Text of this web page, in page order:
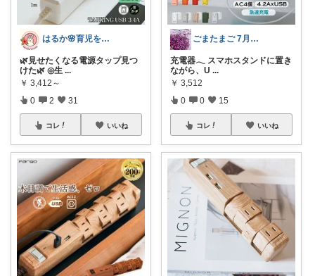
はるか🌸育児をラクに、もっと楽しく♪
🌿見せたくなる電源タップ見つ
けた🌿 ◎生 ...
￥ 3,412～
0 2 31
コレ いいね
ごまたまご 7月Thank you◡̈*
充電器𓂃 スマホスタンドに置き
ながら、U ...
￥ 3,512
0 0 15
コレ いいね